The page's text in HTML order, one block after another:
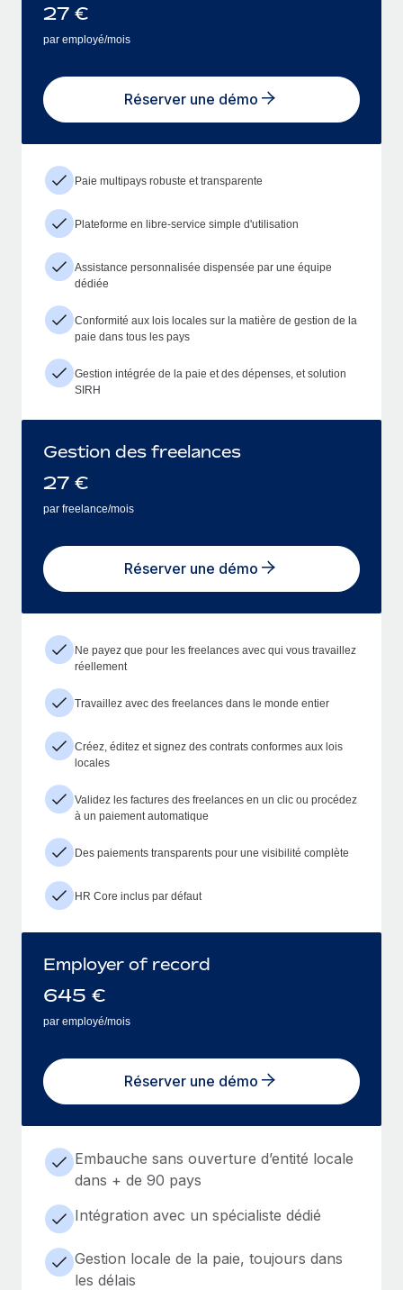
27 €
par employé/mois
Réserver une démo
Paie multipays robuste et transparente
Plateforme en libre-service simple d'utilisation
Assistance personnalisée dispensée par une équipe
dédiée
Conformité aux lois locales sur la matière de gestion de la
paie dans tous les pays
Gestion intégrée de la paie et des dépenses, et solution
SIRH
Gestion des freelances
27 €
par freelance/mois
Réserver une démo
Ne payez que pour les freelances avec qui vous travaillez
réellement
Travaillez avec des freelances dans le monde entier
Créez, éditez et signez des contrats conformes aux lois
locales
Validez les factures des freelances en un clic ou procédez
à un paiement automatique
Des paiements transparents pour une visibilité complète
HR Core inclus par défaut
Employer of record
645 €
par employé/mois
Réserver une démo
Embauche sans ouverture d’entité locale
dans + de 90 pays
Intégration avec un spécialiste dédié
Gestion locale de la paie, toujours dans
les délais